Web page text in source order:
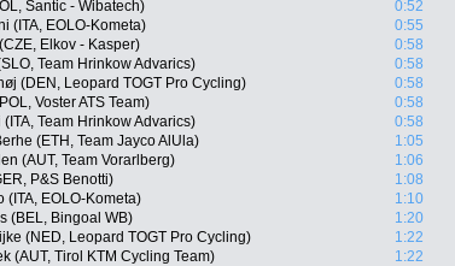
Santic - Wibatech)
0:52
(ITA, EOLO-Kometa)
0:55
Elkov - Kasper)
0:58
Team Hrinkow Advarics)
0:58
(DEN, Leopard TOGT Pro Cycling)
0:58
Voster ATS Team)
0:58
Team Hrinkow Advarics)
0:58
(ETH, Team Jayco AlUla)
1:05
(AUT, Team Vorarlberg)
1:06
P&S Benotti)
1:08
(ITA, EOLO-Kometa)
1:10
(BEL, Bingoal WB)
1:20
(NED, Leopard TOGT Pro Cycling)
1:22
(AUT, Tirol KTM Cycling Team)
1:22